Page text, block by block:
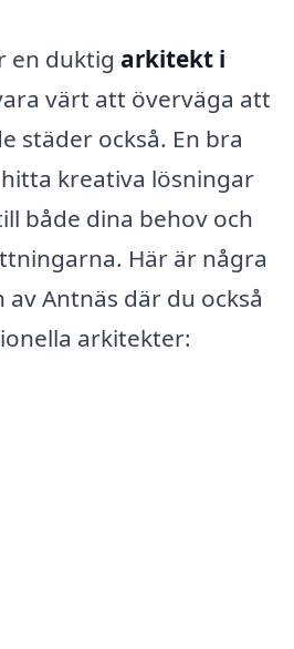
en duktig arkitekt i
värt att överväga att
städer också. En bra
kreativa lösningar
både dina behov och
Här är några
Antnäs där du också
arkitekter: